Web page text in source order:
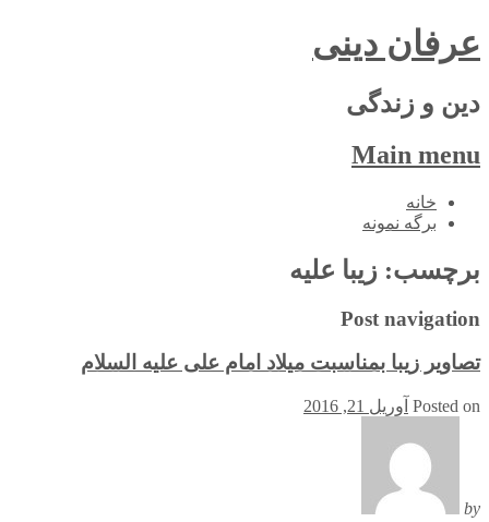
عرفان دینی
دین و زندگی
Main menu
Skip
خانه
برگه نمونه
برچسب: زیبا علیه
Post navigation
تصاویر زیبا بمناسبت میلاد امام علی علیه السلام
Posted on آوریل 21, 2016
by